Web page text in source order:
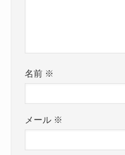
名前 ※
メール ※